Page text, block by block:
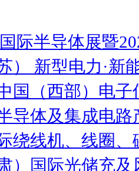
际半导体展暨
） 新型电力·新
国（西部）电子
导体及集成电路
绕线机、线圈、
）国际光储充及